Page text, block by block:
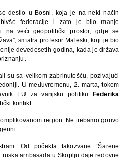
desilo u Bosni, koja je na neki način
federacije i zato je bilo manje
na veći geopolitički prostor, gdje se
smatra profesor Maleski, koji je bio
devedesetih godina, kada je država
su sa velikom zabrinutošću, pozivajući
U međuvremenu, 2. marta, tokom
EU za vanjsku politiku Federika
konfikt.
region. Ne trebamo gorivo
Od počekta takozvane “Šarene
ambasada u Skoplju daje redovne